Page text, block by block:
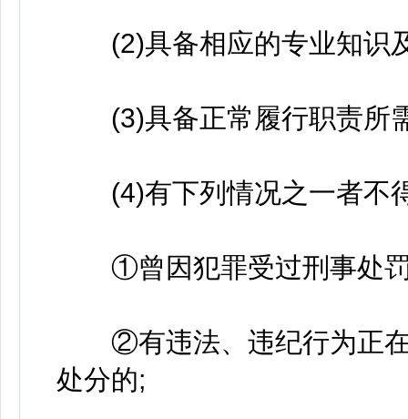
(2)具备相应的专业知识
(3)具备正常履行职责所
(4)有下列情况之一者不
①曾因犯罪受过刑事处罚
②有违法、违纪行为正在
处分的;